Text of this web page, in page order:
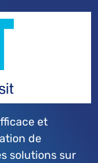
et
de
solutions sur